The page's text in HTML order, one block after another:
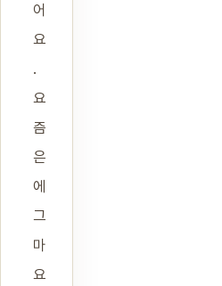
어
요
.
요
즘
은
에
그
마
요